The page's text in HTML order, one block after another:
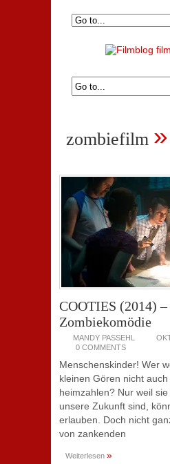
zombiefilm »
COOTIES (2014)
Zombiekomödie
MANDY PASSEHL
0 COMMENTS
Menschenskinder! Wer
kleinen Gören nicht
heimzahlen? Nur weil
unsere Zukunft sind,
erlauben. Doch nicht
von zankenden
Weiterlesen »